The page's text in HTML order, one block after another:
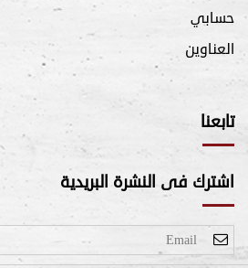
حسابي
العناوين
تابعنا
اشترك فى النشرة البريدية